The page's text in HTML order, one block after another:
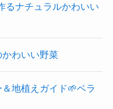
るナチュラルかわいい
わいい野菜
地植えガイド🌱ベラ